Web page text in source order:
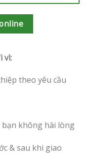
vì:
theo yêu cầu
bạn không hài lòng
& sau khi giao